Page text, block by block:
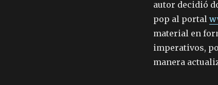
autor decidió
pop al portal
material en
imperativos,
manera